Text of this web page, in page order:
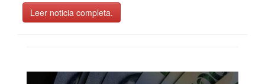
Leer noticia completa.